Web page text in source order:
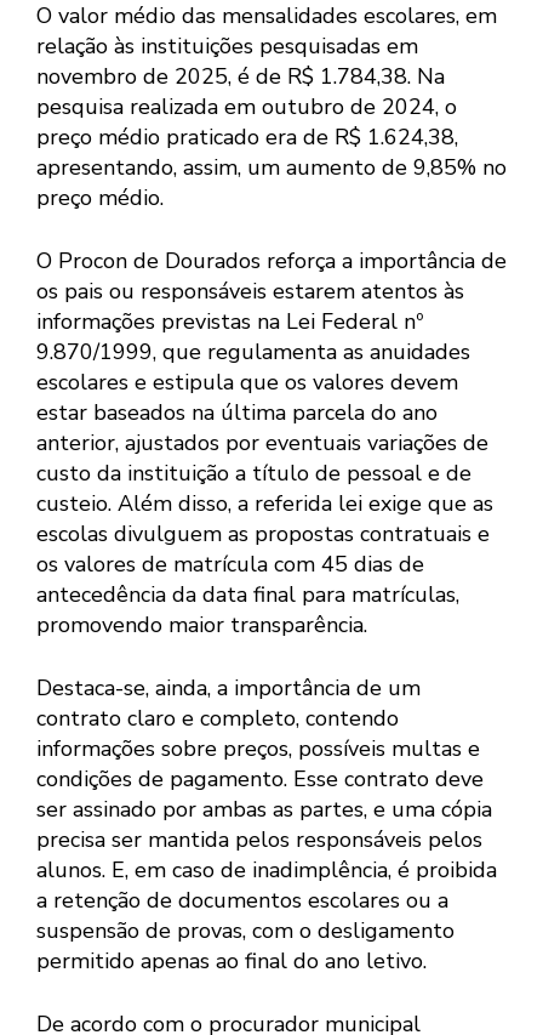
O valor médio das mensalidades escolares, em
relação às instituições pesquisadas em
novembro de 2025, é de R$ 1.784,38. Na
pesquisa realizada em outubro de 2024, o
preço médio praticado era de R$ 1.624,38,
apresentando, assim, um aumento de 9,85% no
preço médio.
O Procon de Dourados reforça a importância de
os pais ou responsáveis estarem atentos às
informações previstas na Lei Federal nº
9.870/1999, que regulamenta as anuidades
escolares e estipula que os valores devem
estar baseados na última parcela do ano
anterior, ajustados por eventuais variações de
custo da instituição a título de pessoal e de
custeio. Além disso, a referida lei exige que as
escolas divulguem as propostas contratuais e
os valores de matrícula com 45 dias de
antecedência da data final para matrículas,
promovendo maior transparência.
Destaca-se, ainda, a importância de um
contrato claro e completo, contendo
informações sobre preços, possíveis multas e
condições de pagamento. Esse contrato deve
ser assinado por ambas as partes, e uma cópia
precisa ser mantida pelos responsáveis pelos
alunos. E, em caso de inadimplência, é proibida
a retenção de documentos escolares ou a
suspensão de provas, com o desligamento
permitido apenas ao final do ano letivo.
De acordo com o procurador municipal